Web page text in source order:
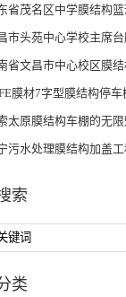
省茂名区中学膜结构
市头苑中心学校主席
省文昌市中心校区膜
膜材7字型膜结构停车
太原膜结构车棚的无限
污水处理膜结构加盖
索
类